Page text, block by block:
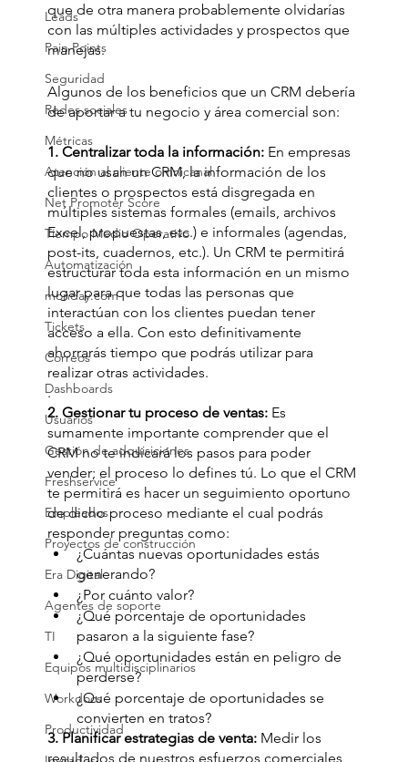
Leads
Pain Points
Seguridad
Redes sociales
Métricas
Atención al cliente omnicanal
Net Promoter Score
Tiempo Medio Operativo
Automatización
monday.com
Tickets
Correos
Dashboards
Usuarios
Gestión de adquisiciones
Freshservice
Empleados
Proyectos de construcción
Era Digital
Agentes de soporte
TI
Equipos multidisciplinarios
Workdocs
Productividad
que de otra manera probablemente olvidarías
con las múltiples actividades y prospectos que
manejas.
Algunos de los beneficios que un CRM debería
de aportar a tu negocio y área comercial son:
1. Centralizar toda la información: En empresas
que no usan un CRM, la información de los
clientes o prospectos está disgregada en
múltiples sistemas formales (emails, archivos
Excel, propuestas, etc.) e informales (agendas,
post-its, cuadernos, etc.). Un CRM te permitirá
estructurar toda esta información en un mismo
lugar para que todas las personas que
interactúan con los clientes puedan tener
acceso a ella. Con esto definitivamente
ahorrarás tiempo que podrás utilizar para
realizar otras actividades.
.
2. Gestionar tu proceso de ventas: Es
sumamente importante comprender que el
CRM no te indicará los pasos para poder
vender; el proceso lo defines tú. Lo que el CRM
te permitirá es hacer un seguimiento oportuno
de dicho proceso mediante el cual podrás
responder preguntas como:
¿Cuántas nuevas oportunidades estás
generando?
¿Por cuánto valor?
¿Qué porcentaje de oportunidades
pasaron a la siguiente fase?
¿Qué oportunidades están en peligro de
perderse?
¿Qué porcentaje de oportunidades se
convierten en tratos?
3. Planificar estrategias de venta: Medir los
resultados de nuestros esfuerzos comerciales